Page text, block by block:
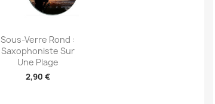
Aperçu rapide
Sous-Verre Rond :
Saxophoniste Sur
Une Plage
2,90 €